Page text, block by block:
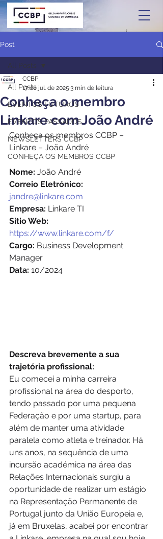
Post
All Posts
EVENTOS FUTUROS
EVENTOS PASSADOS
NEWSLETTERS CCBP
CONHEÇA OS MEMBROS CCBP
All Posts
Conheça o membro
Linkare com João André
CCBP
17 de jul. de 2025 3 min de leitura
Conheça os membros CCBP –
Linkare – João André
Nome: João André
Correio Eletrónico:
jandre@linkare.com
Empresa: Linkare TI
Sítio Web:
https://www.linkare.com/f/
Cargo: Business Development
Manager
Data: 10/2024
Descreva brevemente a sua
trajetória profissional:
Eu comecei a minha carreira
profissional na área do desporto,
tendo passado por uma pequena
Federação e por uma startup, para
além de manter uma atividade
paralela como atleta e treinador. Há
uns anos, na sequência de uma
incursão académica na área das
Relações Internacionais surgiu a
oportunidade de realizar um estágio
na Representação Permanente de
Portugal junto da União Europeia e,
já em Bruxelas, acabei por encontrar